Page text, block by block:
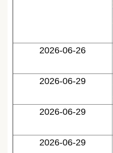
2026-06-26
2026-06-29
2026-06-29
2026-06-29